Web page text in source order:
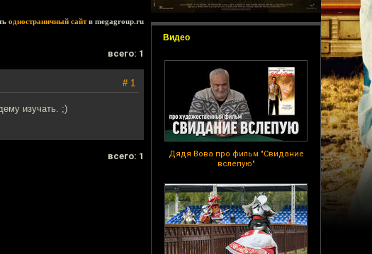
Видео
Дядя Вова про фильм "Свидание
вслепую"
одностраничный сайтв megagroup.ru
всего: 1
# 1
изучать. ;)
всего: 1